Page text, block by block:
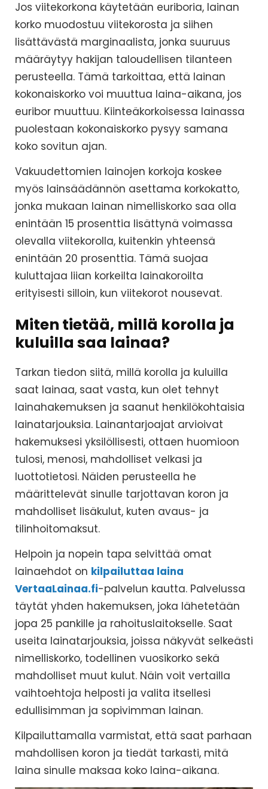
Jos viitekorkona käytetään euriboria, lainan
korko muodostuu viitekorosta ja siihen
lisättävästä marginaalista, jonka suuruus
määräytyy hakijan taloudellisen tilanteen
perusteella. Tämä tarkoittaa, että lainan
kokonaiskorko voi muuttua laina-aikana, jos
euribor muuttuu. Kiinteäkorkoisessa lainassa
puolestaan kokonaiskorko pysyy samana
koko sovitun ajan.
Vakuudettomien lainojen korkoja koskee
myös lainsäädännön asettama korkokatto,
jonka mukaan lainan nimelliskorko saa olla
enintään 15 prosenttia lisättynä voimassa
olevalla viitekorolla, kuitenkin yhteensä
enintään 20 prosenttia. Tämä suojaa
kuluttajaa liian korkeilta lainakoroilta
erityisesti silloin, kun viitekorot nousevat.
Miten tietää, millä korolla ja
kuluilla saa lainaa?
Tarkan tiedon siitä, millä korolla ja kuluilla
saat lainaa, saat vasta, kun olet tehnyt
lainahakemuksen ja saanut henkilökohtaisia
lainatarjouksia. Lainantarjoajat arvioivat
hakemuksesi yksilöllisesti, ottaen huomioon
tulosi, menosi, mahdolliset velkasi ja
luottotietosi. Näiden perusteella he
määrittelevät sinulle tarjottavan koron ja
mahdolliset lisäkulut, kuten avaus- ja
tilinhoitomaksut.
Helpoin ja nopein tapa selvittää omat
lainaehdot on kilpailuttaa laina
VertaaLainaa.fi-palvelun kautta. Palvelussa
täytät yhden hakemuksen, joka lähetetään
jopa 25 pankille ja rahoituslaitokselle. Saat
useita lainatarjouksia, joissa näkyvät selkeästi
nimelliskorko, todellinen vuosikorko sekä
mahdolliset muut kulut. Näin voit vertailla
vaihtoehtoja helposti ja valita itsellesi
edullisimman ja sopivimman lainan.
Kilpailuttamalla varmistat, että saat parhaan
mahdollisen koron ja tiedät tarkasti, mitä
laina sinulle maksaa koko laina-aikana.